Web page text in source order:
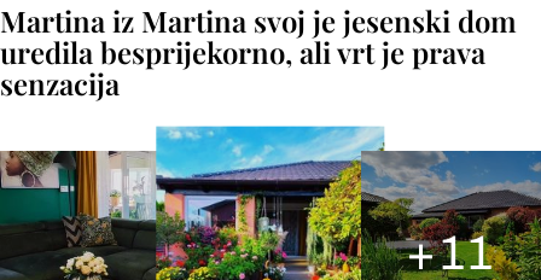
Martina iz Martina svoj je jesenski dom
uredila besprijekorno, ali vrt je prava
senzacija
+11